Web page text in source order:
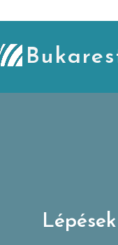
to
content